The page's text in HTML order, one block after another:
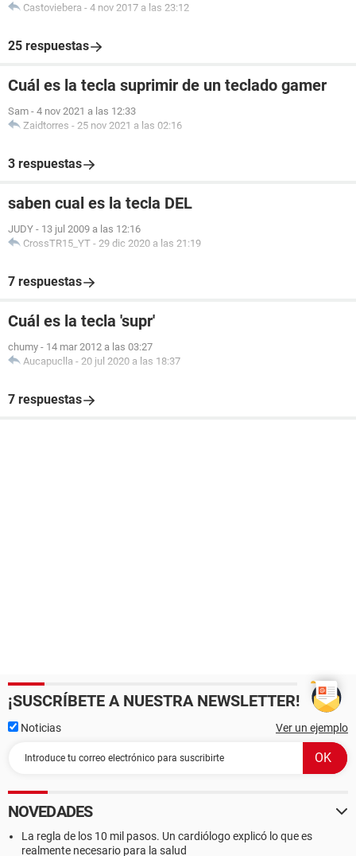
Castoviebera - 4 nov 2017 a las 23:12
25 respuestas
Cuál es la tecla suprimir de un teclado gamer
Sam - 4 nov 2021 a las 12:33
Zaidtorres - 25 nov 2021 a las 02:16
3 respuestas
saben cual es la tecla DEL
JUDY - 13 jul 2009 a las 12:16
CrossTR15_YT - 29 dic 2020 a las 21:19
7 respuestas
Cuál es la tecla 'supr'
chumy - 14 mar 2012 a las 03:27
Aucapuclla - 20 jul 2020 a las 18:37
7 respuestas
¡SUSCRÍBETE A NUESTRA NEWSLETTER!
Noticias Ver un ejemplo
NOVEDADES
La regla de los 10 mil pasos. Un cardiólogo explicó lo que es
realmente necesario para la salud